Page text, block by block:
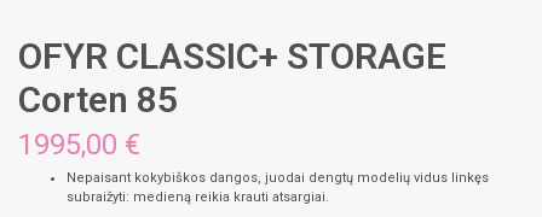
OFYR CLASSIC+ STORAGE
Corten 85
1995,00 €
Nepaisant kokybiškos dangos, juodai dengtų modelių vidus linkęs
subraižyti: medieną reikia krauti atsargiai.